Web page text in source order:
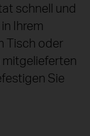
schnell und
Ihrem
Tisch oder
mitgelieferten
Sie